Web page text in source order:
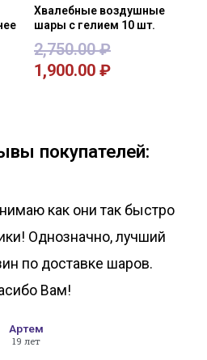
Хвалебные воздушные
шары с гелием 10 шт.
2,750.00₽
1,900.00 ₽
покупателей:
как они так быстро
Однозначно, лучший
по доставке шаров.
Вам!
Артем
19 лет